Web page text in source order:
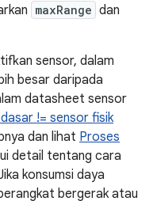
maxRange dan
sensor, dalam
besar daripada
datasheet sensor
!= sensor fisik
dan lihat Proses
detail tentang cara
konsumsi daya
bergerak atau